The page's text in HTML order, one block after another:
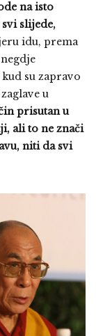
na isto
slijede,
idu, prema
su zapravo
u
prisutan u
ali to ne znači
niti da svi